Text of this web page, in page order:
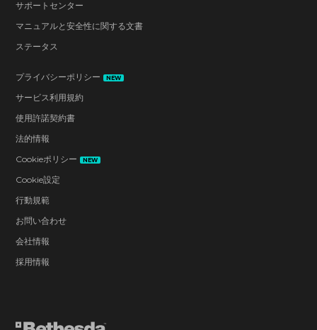
サポートセンター
マニュアルと安全性に関する文書
ステータス
プライバシーポリシー NEW
サービス利用規約
使用許諾契約書
法的情報
Cookieポリシー
NEW
Cookie設定
行動規範
お問い合わせ
会社情報
採用情報